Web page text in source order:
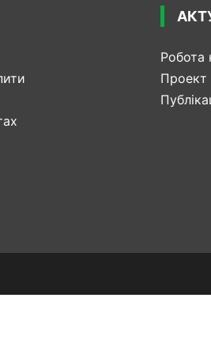
Робота
Проект